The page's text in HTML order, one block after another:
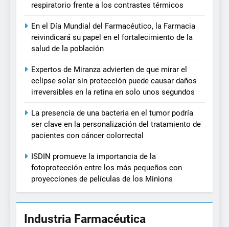
respiratorio frente a los contrastes térmicos
En el Día Mundial del Farmacéutico, la Farmacia
reivindicará su papel en el fortalecimiento de la
salud de la población
Expertos de Miranza advierten de que mirar el
eclipse solar sin protección puede causar daños
irreversibles en la retina en solo unos segundos
La presencia de una bacteria en el tumor podría
ser clave en la personalización del tratamiento de
pacientes con cáncer colorrectal
ISDIN promueve la importancia de la
fotoprotección entre los más pequeños con
proyecciones de películas de los Minions
Industria Farmacéutica